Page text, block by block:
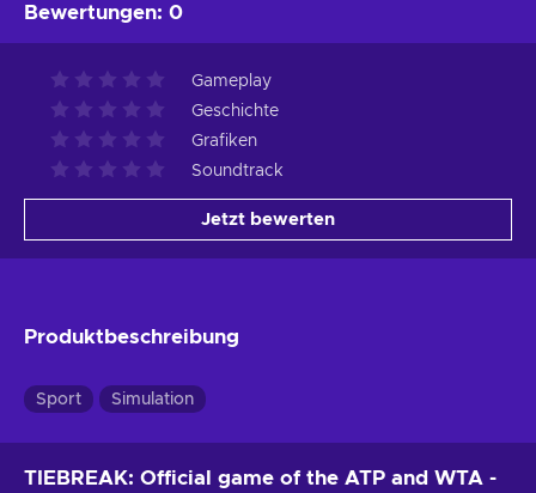
Bewertungen: 0
Gameplay
Geschichte
Grafiken
Soundtrack
Jetzt bewerten
Produktbeschreibung
Sport Simulation
TIEBREAK: Official game of the ATP and WTA -